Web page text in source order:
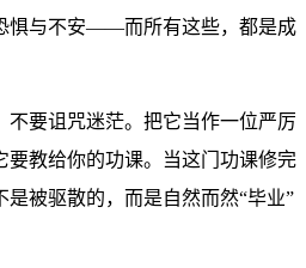
惧与不安——而所有这些，都是成
不要诅咒迷茫。把它当作一位严厉
要教给你的功课。当这门功课修完
被驱散的，而是自然而然“毕业”